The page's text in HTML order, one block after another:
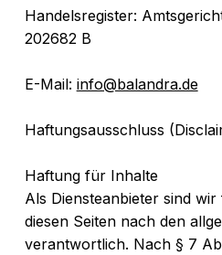
Handelsregister:
202682 B
E-Mail: info@balandra.de
Haftungsausschluss
Haftung für Inhalte
Als Diensteanbieter sind
diesen Seiten nach den
verantwortlich. Nach § 7